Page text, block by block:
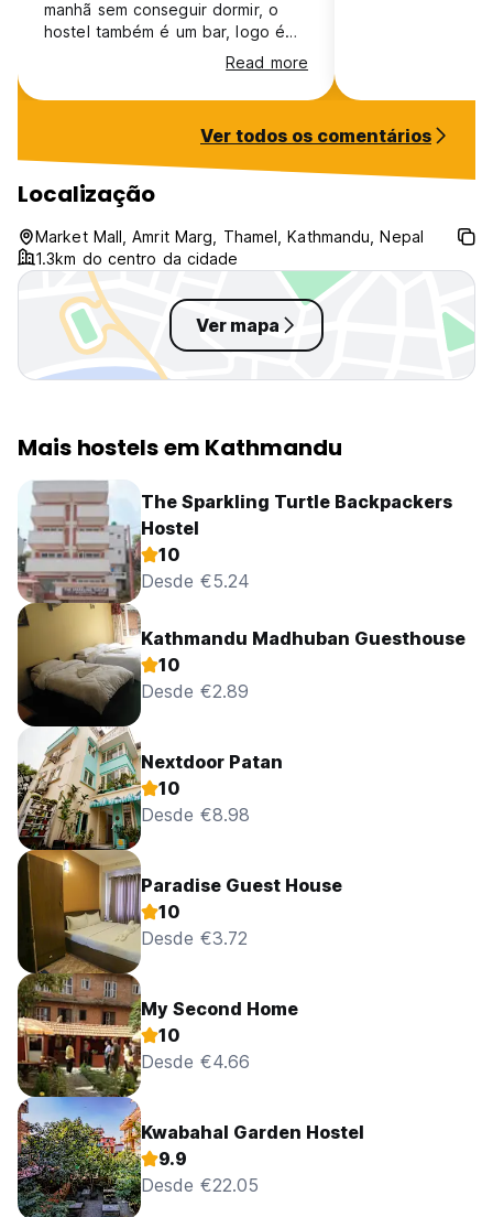
manhã sem conseguir dormir, o
hostel também é um bar, logo é
muito barulho e não te em horário
Read more
Ver todos os comentários
Localização
Market Mall, Amrit Marg, Thamel, Kathmandu, Nepal
1.3km do centro da cidade
Ver mapa
Mais hostels em Kathmandu
The Sparkling Turtle Backpackers
Hostel
10
Desde €5.24
Kathmandu Madhuban Guesthouse
10
Desde €2.89
Nextdoor Patan
10
Desde €8.98
Paradise Guest House
10
Desde €3.72
My Second Home
10
Desde €4.66
Kwabahal Garden Hostel
9.9
Desde €22.05